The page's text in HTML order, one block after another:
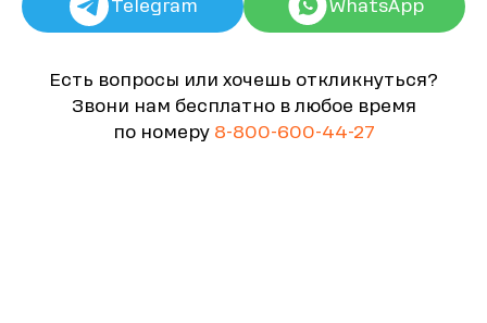
Telegram WhatsApp
Есть вопросы или хочешь откликнуться?
Звони нам бесплатно в любое время
по номеру 8-800-600-44-27